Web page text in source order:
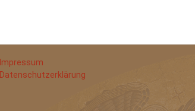
Impressum
Datenschutzerklärung